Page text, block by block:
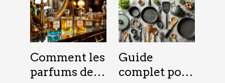
Comment les
parfums des
Guide
complet pour